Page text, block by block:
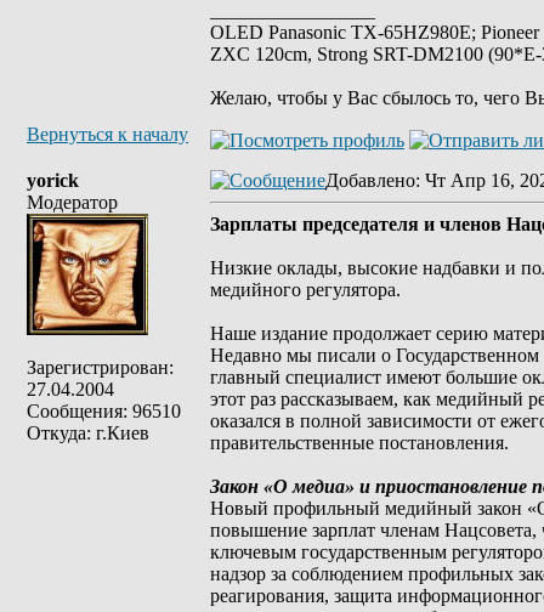
OLED Panasonic TX-65HZ980E;
ZXC 120cm, Strong SRT-DM2100
Желаю, чтобы у Вас сбылось то, чего
Вернуться к началу
yorick
Модератор
Зарегистрирован:
27.04.2004
Сообщения: 96510
Откуда: г.Киев
Добавлено: Чт Апр 16,
Зарплаты председателя и членов
Низкие оклады, высокие надбавки и
медийного регулятора.
Наше издание продолжает серию
Недавно мы писали о
главный специалист имеют большие
этот раз рассказываем, как
оказался в полной зависимости от
правительственные постановления.
Закон «О медиа» и приостановление
Новый профильный медийный закон
повышение зарплат членам Нацсовета,
ключевым государственным
надзор за соблюдением профильных
реагирования, защита